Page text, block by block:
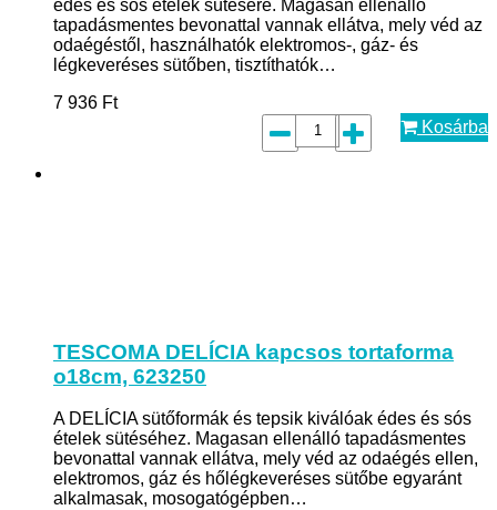
édes és sós ételek sütésére. Magasan ellenálló
tapadásmentes bevonattal vannak ellátva, mely véd az
odaégéstől, használhatók elektromos-, gáz- és
légkeveréses sütőben, tisztíthatók…
7 936 Ft
Kosárba
TESCOMA DELÍCIA kapcsos tortaforma
o18cm, 623250
A DELÍCIA sütőformák és tepsik kiválóak édes és sós
ételek sütéséhez. Magasan ellenálló tapadásmentes
bevonattal vannak ellátva, mely véd az odaégés ellen,
elektromos, gáz és hőlégkeveréses sütőbe egyaránt
alkalmasak, mosogatógépben…